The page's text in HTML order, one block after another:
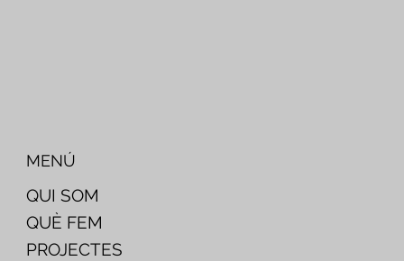
QUI SOM
QUÈ FEM
PROJECTES
MENÚ